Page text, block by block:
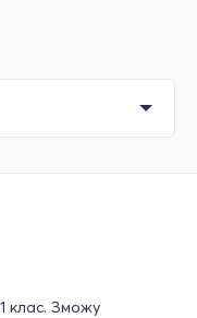
клас. Зможу